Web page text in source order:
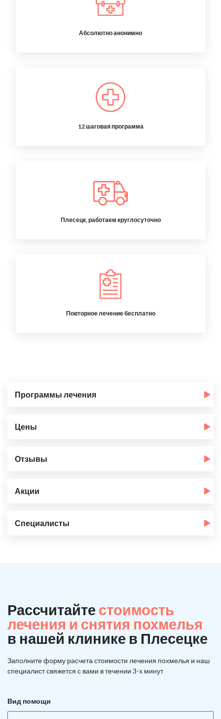
Абсолютно анонимно
12 шаговая программа
Плесецк, работаем круглосуточно
Повторное лечение бесплатно
Программы лечения
Цены
Отзывы
Акции
Специалисты
Рассчитайте стоимость
лечения и снятия похмелья
в нашей клинике в Плесецке
Заполните форму расчета стоимости лечения похмелья и наш
специалист свяжется с вами в течении 3-х минут
Вид помощи